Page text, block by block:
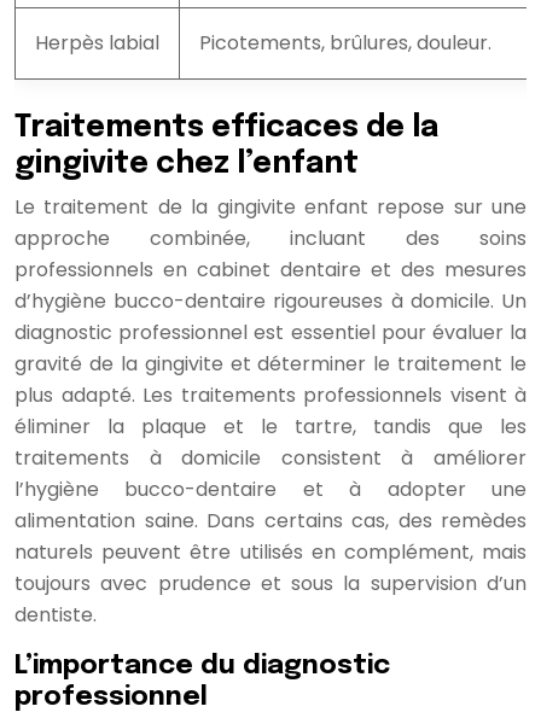
Herpès labial Picotements, brûlures, douleur.
Traitements efficaces de la
gingivite chez l’enfant
Le traitement de la gingivite enfant repose sur une
approche combinée, incluant des soins
professionnels en cabinet dentaire et des mesures
d’hygiène bucco-dentaire rigoureuses à domicile. Un
diagnostic professionnel est essentiel pour évaluer la
gravité de la gingivite et déterminer le traitement le
plus adapté. Les traitements professionnels visent à
éliminer la plaque et le tartre, tandis que les
traitements à domicile consistent à améliorer
l’hygiène bucco-dentaire et à adopter une
alimentation saine. Dans certains cas, des remèdes
naturels peuvent être utilisés en complément, mais
toujours avec prudence et sous la supervision d’un
dentiste.
L’importance du diagnostic
professionnel